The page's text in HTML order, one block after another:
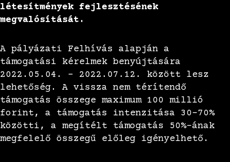
létesítmények fejlesztésének
megvalósítását.
A pályázati Felhívás alapján a
támogatási kérelmek benyújtására
2022.05.04. – 2022.07.12. között lesz
lehetőség. A vissza nem térítendő
támogatás összege maximum 100 millió
forint, a támogatás intenzitása 30-70%
közötti, a megítélt támogatás 50%-ának
megfelelő összegű előleg igényelhető.